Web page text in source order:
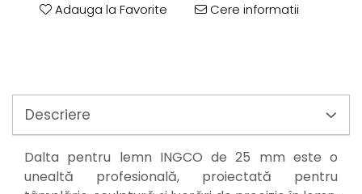
Accesorii rindele
Scule electrice
Adauga la Favorite Cere informatii
Descriere
Dalta pentru lemn INGCO de 25 mm este o
unealtă profesională, proiectată pentru